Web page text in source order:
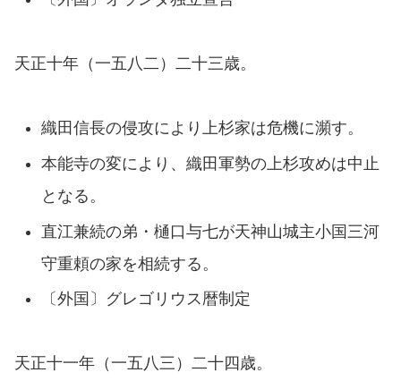
天正十年（一五八二）二十三歳。
織田信長の侵攻により上杉家は危機に瀕す。
本能寺の変により、織田軍勢の上杉攻めは中止
となる。
直江兼続の弟・樋口与七が天神山城主小国三河
守重頼の家を相続する。
〔外国〕グレゴリウス暦制定
天正十一年（一五八三）二十四歳。